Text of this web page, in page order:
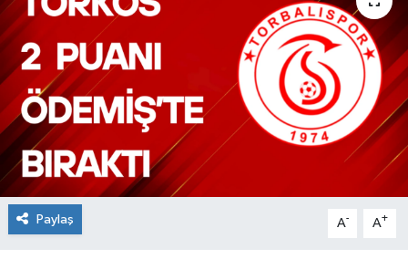
Paylaş A- A+